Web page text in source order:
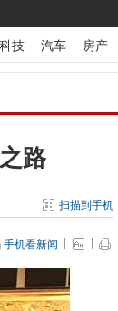
科技 - 汽车 - 房产 -
路
扫描到手机
手机看新闻